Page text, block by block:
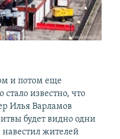
и потом еще
известно, что
Илья Варламов
будет видно одни
жителей